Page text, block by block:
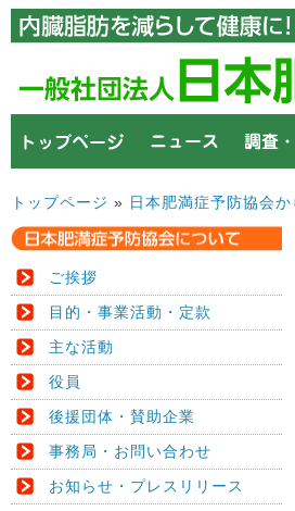
トップページ » 日本肥満症予防協会
ご挨拶
目的・事業活動・定款
主な活動
役員
後援団体・賛助企業
事務局・お問い合わせ
お知らせ・プレスリリース